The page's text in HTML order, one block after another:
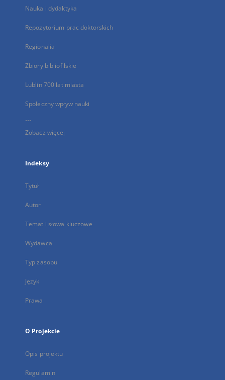
Nauka i dydaktyka
Repozytorium prac doktorskich
Regionalia
Zbiory bibliofilskie
Lublin 700 lat miasta
Społeczny wpływ nauki
...
Zobacz więcej
Indeksy
Tytuł
Autor
Temat i słowa kluczowe
Wydawca
Typ zasobu
Język
Prawa
O Projekcie
Opis projektu
Regulamin